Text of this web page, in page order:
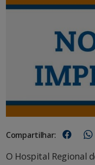
Compartilhar:
O Hospital Regional